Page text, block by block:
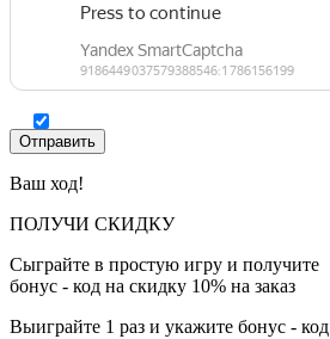
Ваш ход!
ПОЛУЧИ СКИДКУ
Сыграйте в простую игру и получите
бонус - код на скидку 10% на заказ
Выиграйте 1 раз и укажите бонус - код